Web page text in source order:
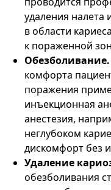
удаления налета
в области
к пораженной
Обезболивание.
комфорта
поражения
инъекционная
анестезия,
неглубоком
дискомфорт без
Удаление
обезболивания